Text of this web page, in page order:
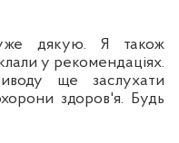
дякую. Я також
у рекомендаціях.
ще заслухати
здоров'я. Будь